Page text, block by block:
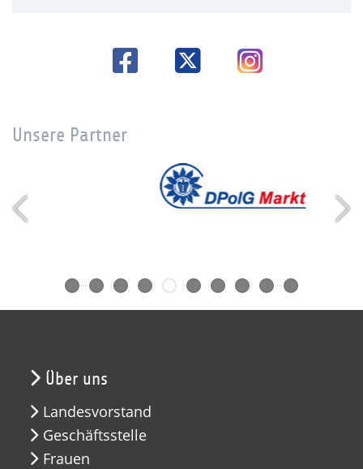
Unsere Partner
Über uns
Landesvorstand
Geschäftsstelle
Frauen